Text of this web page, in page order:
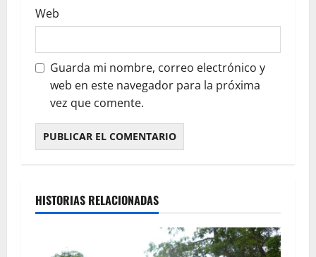
Web
Guarda mi nombre, correo electrónico y
web en este navegador para la próxima
vez que comente.
HISTORIAS RELACIONADAS